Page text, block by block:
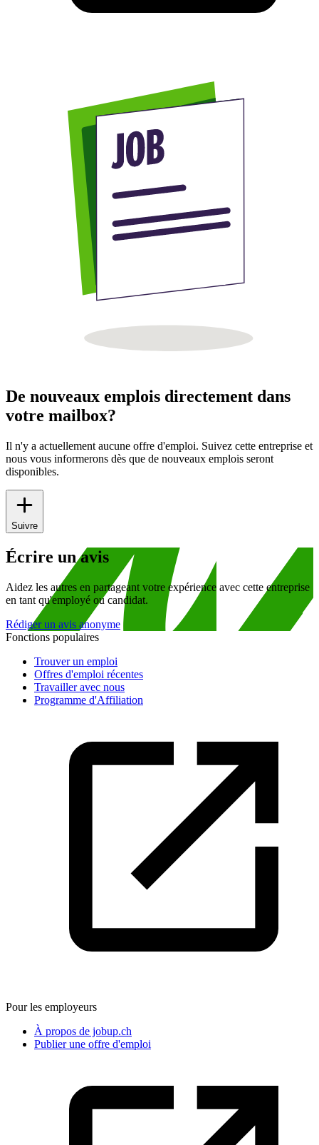
De nouveaux emplois directement dans
votre mailbox?
Il n'y a actuellement aucune offre d'emploi. Suivez cette entreprise et
nous vous informerons dès que de nouveaux emplois seront
disponibles.
Suivre
Écrire un avis
Aidez les autres en partageant votre expérience avec cette entreprise
en tant qu'employé ou candidat.
Rédiger un avis anonyme
Fonctions populaires
Trouver un emploi
Offres d'emploi récentes
Travailler avec nous
Programme d'Affiliation
Pour les employeurs
À propos de jobup.ch
Publier une offre d'emploi